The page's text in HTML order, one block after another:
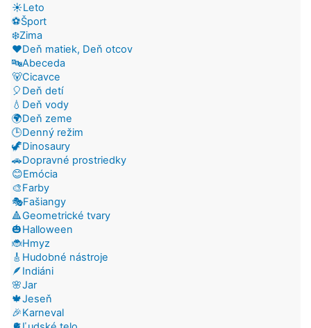
☀️Leto
⚽Šport
❄️Zima
❤️Deň matiek, Deň otcov
🔤Abeceda
🐻Cicavce
🎈Deň detí
💧Deň vody
🌍Deň zeme
🕒Denný režim
🦖Dinosaury
🚗Dopravné prostriedky
😊Emócia
🎨Farby
🎭Fašiangy
🔺Geometrické tvary
🎃Halloween
🐞Hmyz
🎸Hudobné nástroje
🪶Indiáni
🌸Jar
🍁Jeseň
🎉Karneval